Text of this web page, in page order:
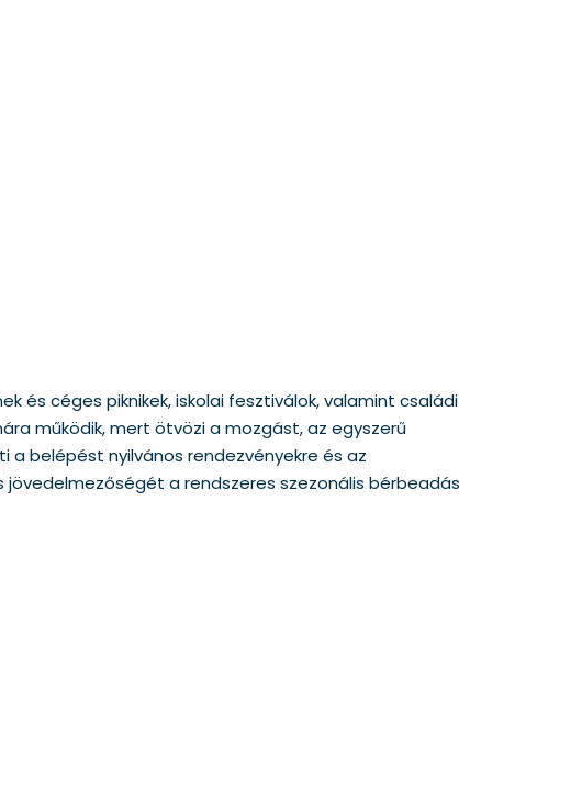
és céges piknikek, iskolai fesztiválok, valamint családi
működik, mert ötvözi a mozgást, az egyszerű
a belépést nyilvános rendezvényekre és az
a rendszeres szezonális bérbeadás